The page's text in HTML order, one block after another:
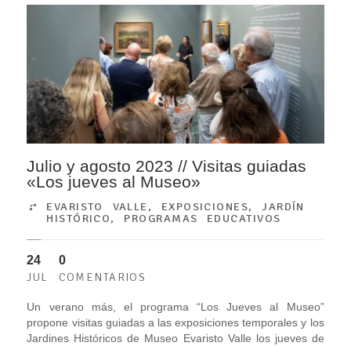
Julio y agosto 2023 // Visitas guiadas
«Los jueves al Museo»
EVARISTO VALLE , EXPOSICIONES,JARDÍN
HISTÓRICO, PROGRAMAS EDUCATIVOS
24
JUL
0
COMENTARIOS
Un verano más, el programa “Los Jueves al Museo”
propone visitas guiadas a las exposiciones temporales y los
Jardines Históricos de Museo Evaristo Valle los jueves de